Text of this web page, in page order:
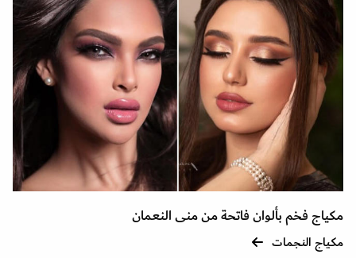
مكياج فخم بألوان فاتحة من منى النعمان
مكياج النجمات